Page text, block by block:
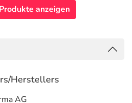
anzeigen
Herstellers
AG